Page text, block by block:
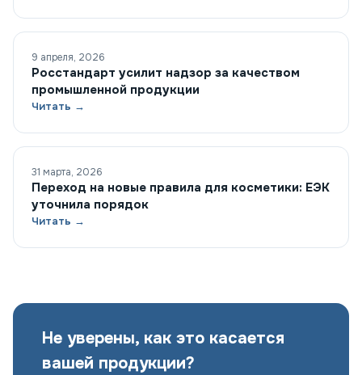
9 апреля, 2026
Росстандарт усилит надзор за качеством
промышленной продукции
Читать →
31 марта, 2026
Переход на новые правила для косметики: ЕЭК
уточнила порядок
Читать →
Не уверены, как это касается
вашей продукции?